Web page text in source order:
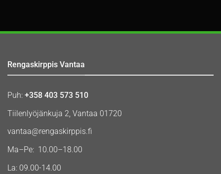
Rengaskirppis Vantaa
Puh: +358 403 573 510
Tiilenlyöjänkuja 2, Vantaa 01720
vantaa@rengaskirppis.fi
Ma–Pe: 10.00–18.00
La: 09.00-14.00